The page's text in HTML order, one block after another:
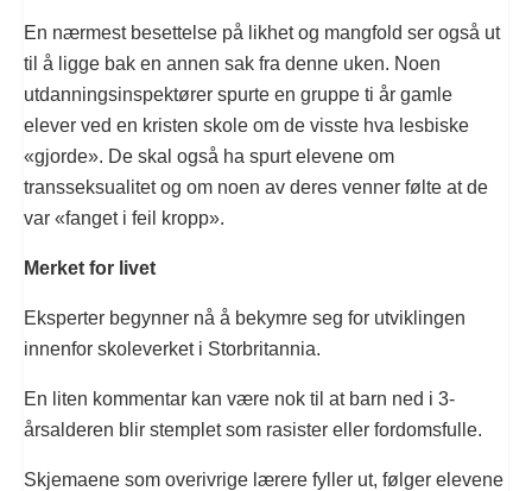
En nærmest besettelse på likhet og mangfold ser også ut
til å ligge bak en annen sak fra denne uken. Noen
utdanningsinspektører spurte en gruppe ti år gamle
elever ved en kristen skole om de visste hva lesbiske
«gjorde». De skal også ha spurt elevene om
transseksualitet og om noen av deres venner følte at de
var «fanget i feil kropp».
Merket for livet
Eksperter begynner nå å bekymre seg for utviklingen
innenfor skoleverket i Storbritannia.
En liten kommentar kan være nok til at barn ned i 3-
årsalderen blir stemplet som rasister eller fordomsfulle.
Skjemaene som overivrige lærere fyller ut, følger elevene